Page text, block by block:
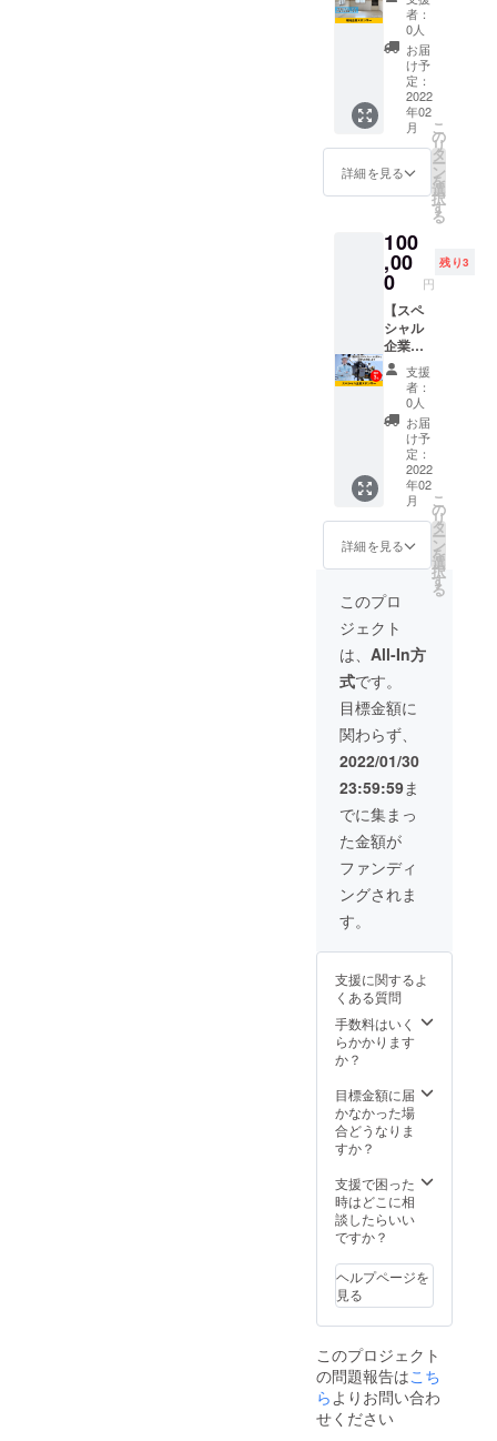
だきま
す。 ー
収録場
所住
所ー 千
ニュー
タウン
FM放送
株式会
社 大阪
里東町
1-4-2 千
里ライ
フサイ
エンス
セン
タービ
ル
きま
す。 ※
ネット
ワーク
販売や
企業イ
メージ
が相違
する場
合等、
いただ
く場合
があり
ます。
お断り
させて
いただ
いた場
合にお
いても
返金は
いたし
かねま
す。
※HPの
掲載期
間は
2022年
2月から
1年間で
す。
メール
にてお
打ち合
わせさ
せてい
ただき
ます。
※電設学
校の住
所は以
26
streetK
4B
Group2
Porm
trong
mon
Sangka
Baek
K'am
Khan
Saenso
Phnom
Penh
カンボ
ジア
「電設
学校」
の企業
スポン
サーに
なれる
権利で
す。 カ
ンボジ
ア「電
校」の
校内に
企業ス
ポン
サーと
して企
業名を
掲載さ
せてい
ただき
ます。
※大きさ
は３０
㎝四方
ほどに
なる予
定で
す。 あ
なたの
企業名
をカン
ボジア
「電設
学校」
の校内
でPRで
きま
す。 掲
載した
企業様
には校
内に掲
載され
ている
様子を
写真で
送付さ
せてい
※掲載内
メール
にて打
合せさ
せてい
ただき
※ネット
ワーク
販売や
企業イ
が相違
する場
合等、
掲載を
させて
いただ
く場合
があり
お断り
させて
いただ
いた場
合にお
者：
0人
お届
け予
定：
2022
年02
月
詳細を見る
こ
の
リ
タ
ー
ン
を
選
択
す
る
100
,00
0 円
残り3
【スペ
シャル
企業ス
ポン
サー】
カンボ
ジア
「電設
学校」
の企業
スポン
サーに
なれる
権利で
す。 カ
ンボジ
ア「電
設学
校」の
ユニ
フォー
ムの背
中に企
業スポ
ンサー
として
企業名
を掲載
させて
いただ
きま
す。 あ
なたの
企業名
「電設
でPRで
きま
す。 ※
掲載内
容は
にて打
合せさ
せてい
ただき
※ネット
ワーク
販売や
企業イ
が相違
する場
合等、
掲載を
させて
いただ
く場合
があり
ます。
支援
者：
0人
お届
け予
定：
2022
年02
月
詳細を見る
こ
の
リ
タ
ー
ン
を
選
択
す
る
このプロ
ジェクト
は、 All-In方
式です。
目標金額に
関わらず、
2022/01/30
23:59:59ま
でに集まっ
た金額が
ファンディ
ングされま
す。
支援に関するよ
くある質問
手数料はいく
らかかります
か？
目標金額に届
かなかった場
合どうなりま
すか？
支援で困った
時はどこに相
談したらいい
ですか？
ヘルプページを
見る
このプロジェクト
の問題報告はこち
らよりお問い合わ
せください